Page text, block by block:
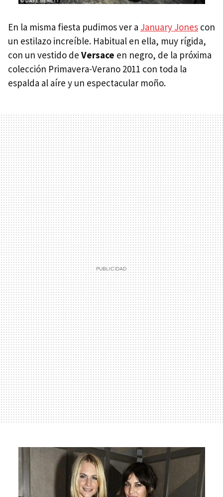
En la misma fiesta pudimos ver a January Jones con
un estilazo increíble. Habitual en ella, muy rígida,
con un vestido de Versace en negro, de la próxima
colección Primavera-Verano 2011 con toda la
espalda al aíre y un espectacular moño.